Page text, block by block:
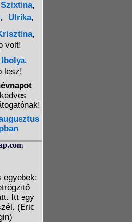
Szixtina,
, Ulrika,
,
volt!
Ibolya,
lesz!
Itt egy
(Eric